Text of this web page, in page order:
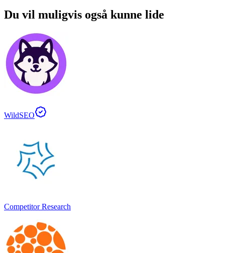
Du vil muligvis også kunne lide
WildSEO
Competitor Research